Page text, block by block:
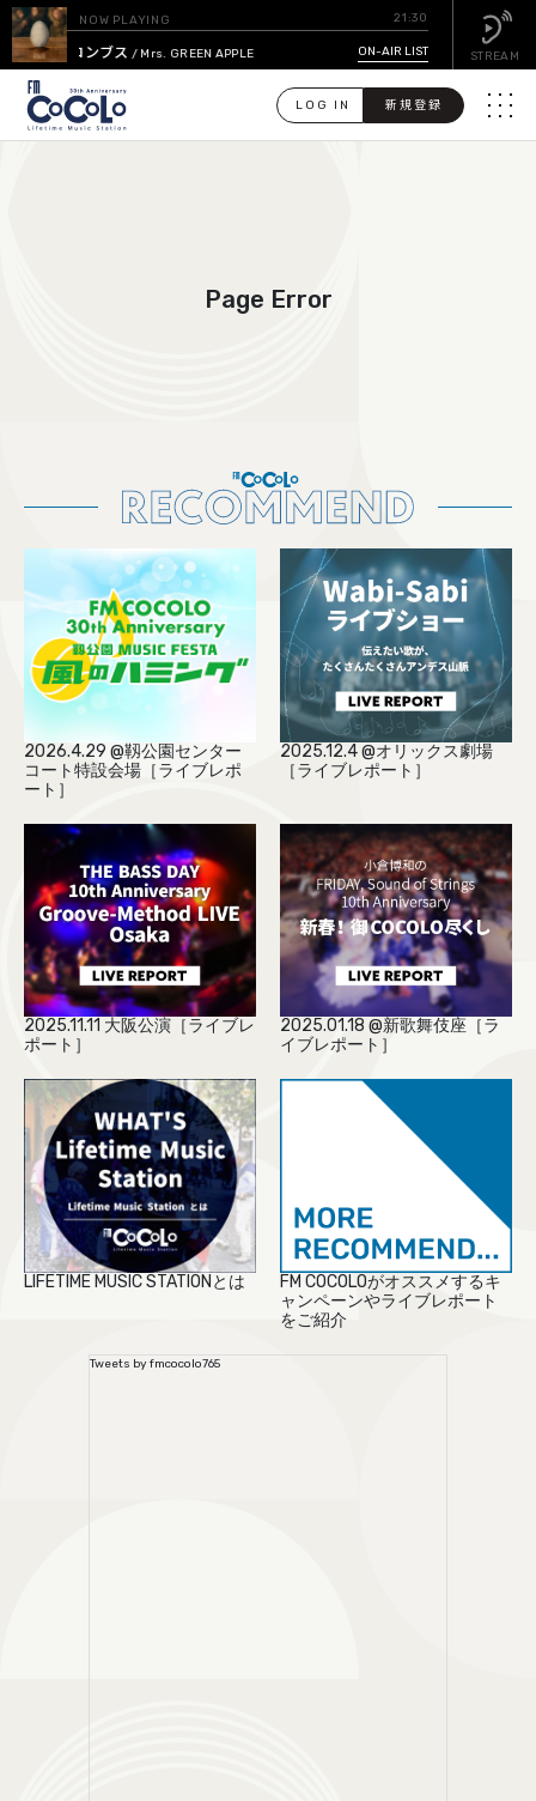
LOG IN 新規登録 メニ
GUEST CALENDAR
TIMETABLE
COCOLO FEATURE
DJ
FAQ
RADIPASSTORE
765MARKET
NOW PLAYING 21:30
コロンブス/ Mrs. GREEN APPLE ON-AIR LIST STREAM
Page Error
2026.4.29 @靱公園センター
コート特設会場［ライブレポ
ート］
2025.12.4 @オリックス劇場
［ライブレポート］
2025.11.11 大阪公演［ライブレ
ポート］
2025.01.18 @新歌舞伎座［ラ
イブレポート］
LIFETIME MUSIC STATIONとは
FM COCOLOがオススメするキ
ャンペーンやライブレポート
をご紹介
Tweets by fmcocolo765